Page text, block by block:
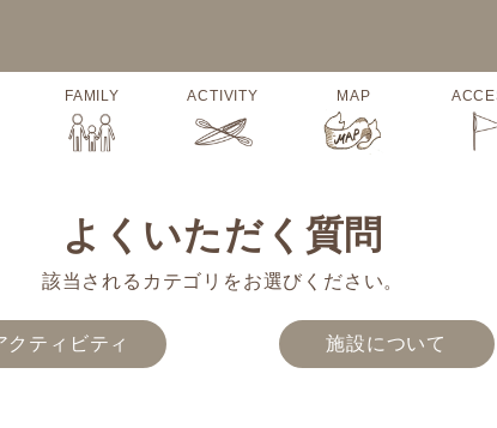
FAMILY ACTIVITY MAP
よくいただく質問
該当されるカテゴリをお選びください。
クティビティ 施設について